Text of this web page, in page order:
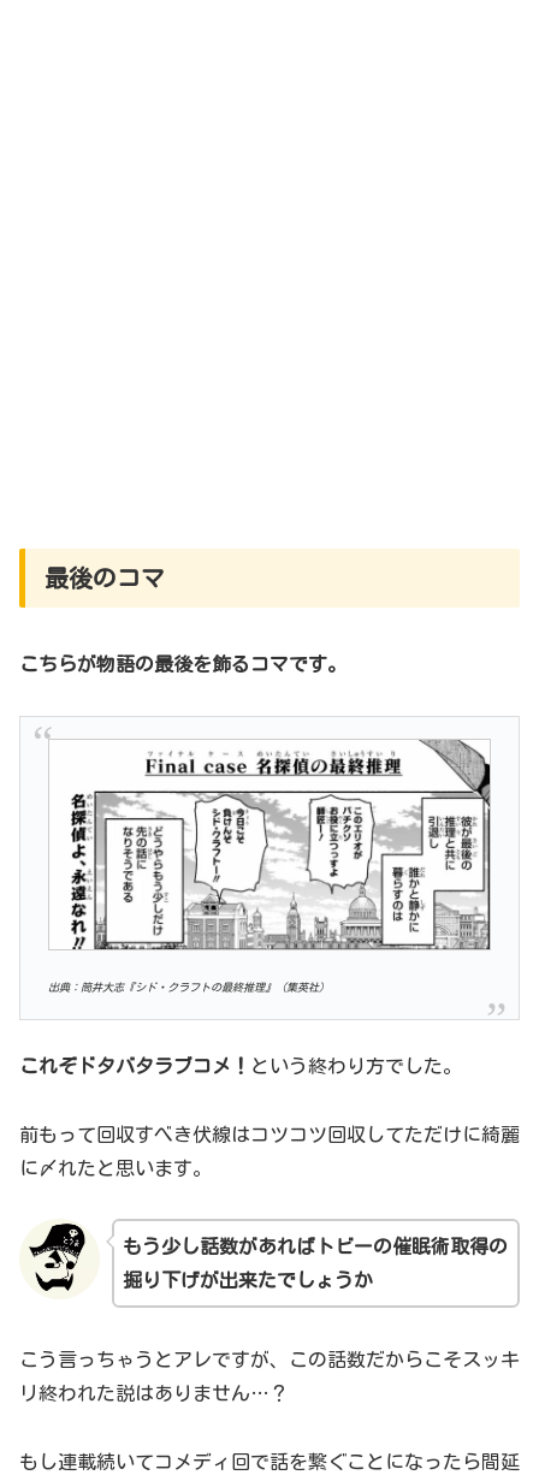
最後のコマ
こちらが物語の最後を飾るコマです。
出典：筒井大志『シド・クラフトの最終推理』（集英社）
これぞドタバタラブコメ！ という終わり方でした。
前もって回収すべき伏線はコツコツ回収してただけに綺麗
に〆れたと思います。
もう少し話数があればトビーの催眠術取得の
掘り下げが出来たでしょうか
こう言っちゃうとアレですが、この話数だからこそスッキ
リ終われた説はありません…？
もし連載続いてコメディ回で話を繋ぐことになったら間延